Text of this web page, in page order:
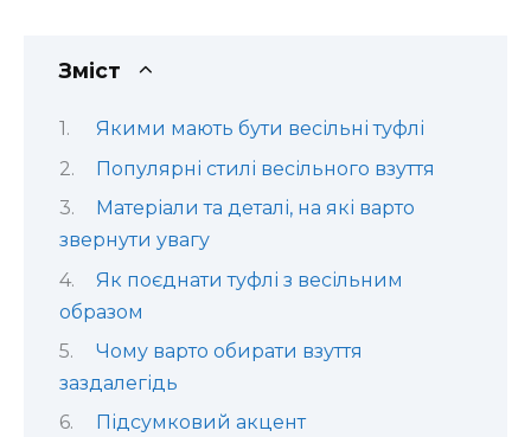
Зміст
Якими мають бути весільні туфлі
Популярні стилі весільного взуття
Матеріали та деталі, на які варто
звернути увагу
Як поєднати туфлі з весільним
образом
Чому варто обирати взуття
заздалегідь
Підсумковий акцент